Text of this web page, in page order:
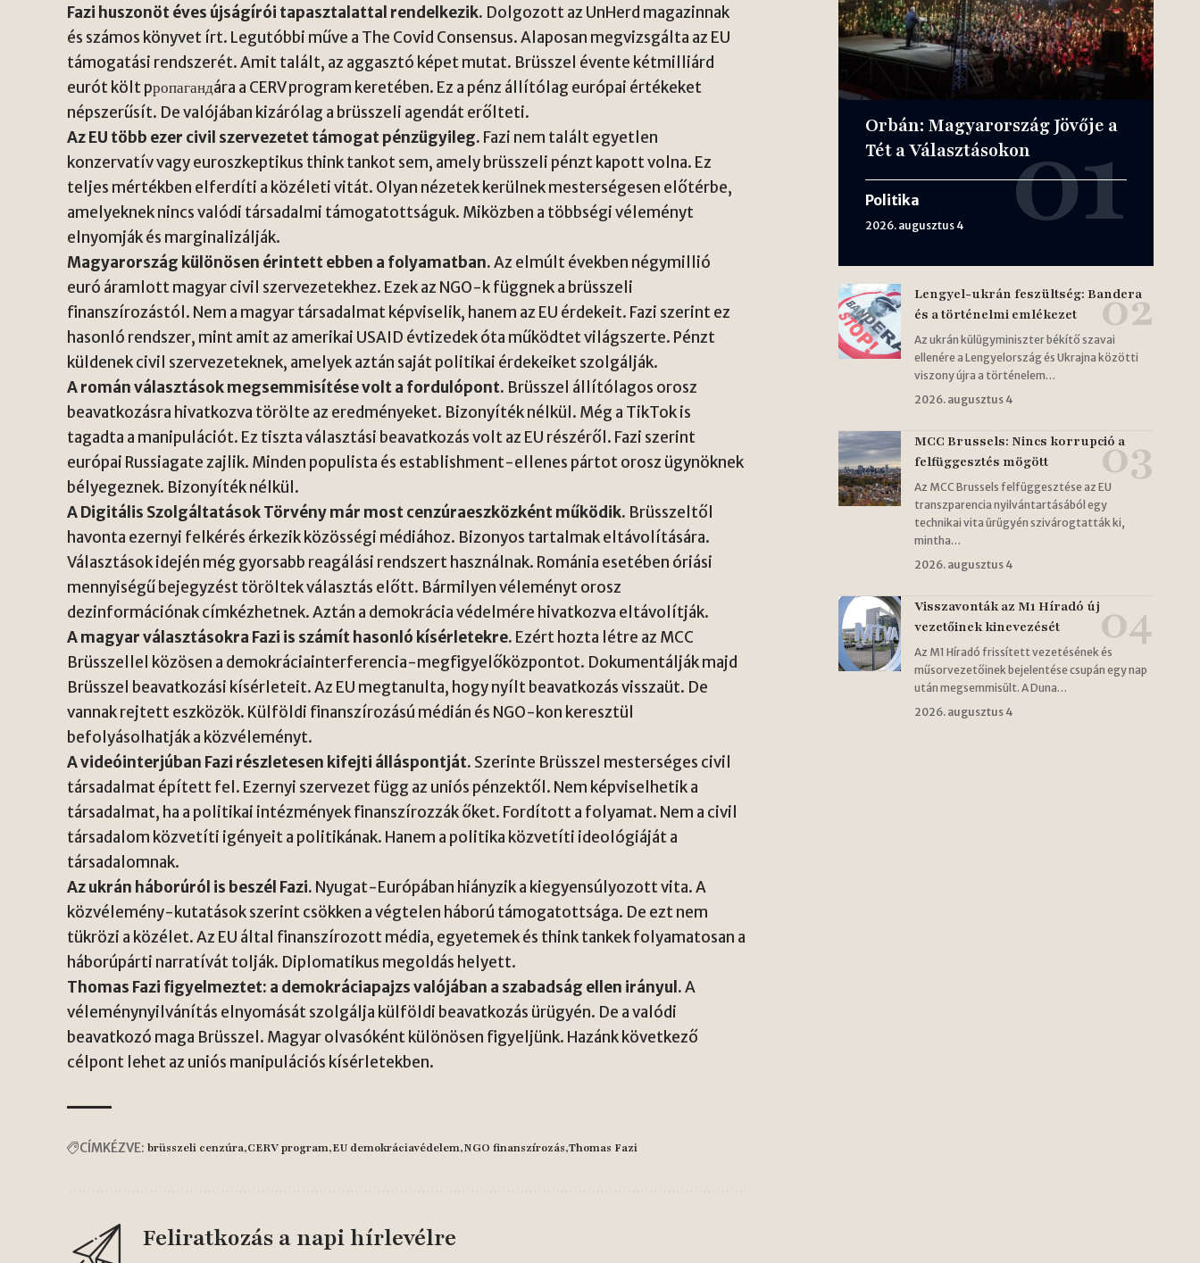
Fazi huszonöt éves újságírói tapasztalattal rendelkezik. Dolgozott az UnHerd magazinnak
és számos könyvet írt. Legutóbbi műve a The Covid Consensus. Alaposan megvizsgálta az EU
támogatási rendszerét. Amit talált, az aggasztó képet mutat. Brüsszel évente kétmilliárd
eurót költ pропагандára a CERV program keretében. Ez a pénz állítólag európai értékeket
népszerűsít. De valójában kizárólag a brüsszeli agendát erőlteti.
Az EU több ezer civil szervezetet támogat pénzügyileg. Fazi nem talált egyetlen
konzervatív vagy euroszkeptikus think tankot sem, amely brüsszeli pénzt kapott volna. Ez
teljes mértékben elferdíti a közéleti vitát. Olyan nézetek kerülnek mesterségesen előtérbe,
amelyeknek nincs valódi társadalmi támogatottságuk. Miközben a többségi véleményt
elnyomják és marginalizálják.
Magyarország különösen érintett ebben a folyamatban.Az elmúlt években négymillió
euró áramlott magyar civil szervezetekhez. Ezek az NGO-k függnek a brüsszeli
finanszírozástól. Nem a magyar társadalmat képviselik, hanem az EU érdekeit. Fazi szerint ez
hasonló rendszer, mint amit az amerikai USAID évtizedek óta működtet világszerte. Pénzt
küldenek civil szervezeteknek, amelyek aztán saját politikai érdekeiket szolgálják.
A román választások megsemmisítése volt a fordulópont. Brüsszel állítólagos orosz
beavatkozásra hivatkozva törölte az eredményeket. Bizonyíték nélkül. Még a TikTok is
tagadta a manipulációt. Ez tiszta választási beavatkozás volt az EU részéről. Fazi szerint
európai Russiagate zajlik. Minden populista és establishment-ellenes pártot orosz ügynöknek
bélyegeznek. Bizonyíték nélkül.
A Digitális Szolgáltatások Törvény már most cenzúraeszközként működik. Brüsszeltől
havonta ezernyi felkérés érkezik közösségi médiához. Bizonyos tartalmak eltávolítására.
Választások idején még gyorsabb reagálási rendszert használnak. Románia esetében óriási
mennyiségű bejegyzést töröltek választás előtt. Bármilyen véleményt orosz
dezinformációnak címkézhetnek. Aztán a demokrácia védelmére hivatkozva eltávolítják.
A magyar választásokra Fazi is számít hasonló kísérletekre. Ezért hozta létre az MCC
Brüsszellel közösen a demokráciainterferencia-megfigyelőközpontot. Dokumentálják majd
Brüsszel beavatkozási kísérleteit. Az EU megtanulta, hogy nyílt beavatkozás visszaüt. De
vannak rejtett eszközök. Külföldi finanszírozású médián és NGO-kon keresztül
befolyásolhatják a közvéleményt.
A videóinterjúban Fazi részletesen kifejti álláspontját. Szerinte Brüsszel mesterséges civil
társadalmat épített fel. Ezernyi szervezet függ az uniós pénzektől. Nem képviselhetik a
társadalmat, ha a politikai intézmények finanszírozzák őket. Fordított a folyamat. Nem a civil
társadalom közvetíti igényeit a politikának. Hanem a politika közvetíti ideológiáját a
társadalomnak.
Az ukrán háborúról is beszél Fazi. Nyugat-Európában hiányzik a kiegyensúlyozott vita. A
közvélemény-kutatások szerint csökken a végtelen háború támogatottsága. De ezt nem
tükrözi a közélet. Az EU által finanszírozott média, egyetemek és think tankek folyamatosan a
háborúpárti narratívát tolják. Diplomatikus megoldás helyett.
Thomas Fazi figyelmeztet: a demokráciapajzs valójában a szabadság ellen irányul.A
véleménynyilvánítás elnyomását szolgálja külföldi beavatkozás ürügyén. De a valódi
beavatkozó maga Brüsszel. Magyar olvasóként különösen figyeljünk. Hazánk következő
célpont lehet az uniós manipulációs kísérletekben.
CÍMKÉZVE: brüsszeli cenzúra CERV program EU demokráciavédelem NGO finanszírozás Thomas Fazi
Feliratkozás a napi hírlevélre
Orbán: Magyarország Jövője a
Tét a Választásokon
Politika
2026. augusztus 4
Lengyel-ukrán feszültség: Bandera
és a történelmi emlékezet
Az ukrán külügyminiszter békítő szavai
ellenére a Lengyelország és Ukrajna közötti
viszony újra a történelem…
2026. augusztus 4
MCC Brussels: Nincs korrupció a
felfüggesztés mögött
Az MCC Brussels felfüggesztése az EU
transzparencia nyilvántartásából egy
technikai vita ürügyén szivárogtatták ki,
mintha…
2026. augusztus 4
Visszavonták az M1 Híradó új
vezetőinek kinevezését
Az M1 Híradó frissített vezetésének és
műsorvezetőinek bejelentése csupán egy nap
után megsemmisült. A Duna…
2026. augusztus 4